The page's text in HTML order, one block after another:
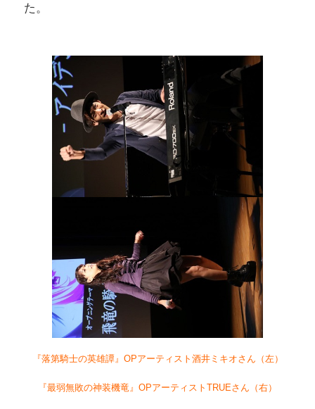
た。
『落第騎士の英雄譚』OPアーティスト酒井ミキオさん（左）
『最弱無敗の神装機竜』OPアーティストTRUEさん（右）